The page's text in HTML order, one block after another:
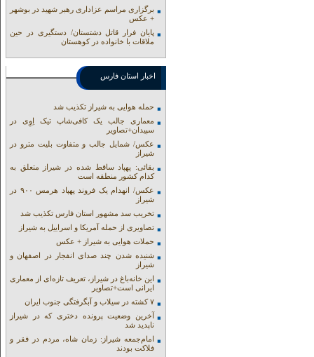
برگزاری مراسم عزاداری رهبر شهید در بوشهر
+ عکس
پایان فرار قاتل دشتستان/ دستگیری در حین
ملاقات با خانواده در کوهستان
اخبار استان فارس
حمله هوایی به شیراز تکذیب شد
معماری جالب یک کافی‌شاپ تیک اِوِی در
سپیدان+تصاویر
عکس/ شمایل جالب و متفاوت بلیت مترو در
شیراز
بقائی: پهپاد ساقط شده در شیراز متعلق به
کدام کشور منطقه است
عکس/ انهدام یک فروند پهپاد هرمس ۹۰۰ در
شیراز
تخریب سد مشهور استان فارس تکذیب شد
تصاویری از حمله آمریکا و اسراییل به شیراز
حملات هوایی به شیراز + عکس
شنیده شدن چند صدای انفجار در اصفهان و
شیراز
این خانه‌باغ در شیراز، تعریف تازه‌ای از معماری
ایرانی است+تصاویر
۷ کشته در سیلاب و آبگرفتگی جنوب ایران
آخرین وضعیت پرونده دختری که در شیراز
ناپدید شد
امام‌جمعه شیراز: زمان شاه، مردم در فقر و
فلاکت بودند